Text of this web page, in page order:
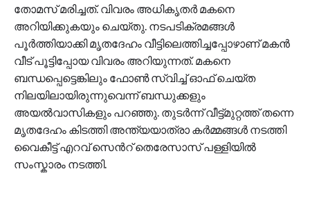
തോമസ് മരിച്ചത്. വിവരം അധികൃതർ മകനെ
അറിയിക്കുകയും ചെയ്തു. നടപടിക്രമങ്ങൾ
പൂർത്തിയാക്കി മൃതദേഹം വീട്ടിലെത്തിച്ചപ്പോഴാണ് മകൻ
വീട് പൂട്ടിപ്പോയ വിവരം അറിയുന്നത്. മകനെ
ബന്ധപ്പെട്ടെങ്കിലും ഫോൺ സ്വിച്ച് ഓഫ് ചെയ്ത
നിലയിലായിരുന്നുവെന്ന് ബന്ധുക്കളും
അയൽവാസികളും പറഞ്ഞു. തുടർന്ന് വീട്ട്മുറ്റത്ത് തന്നെ
മൃതദേഹം കിടത്തി അന്ത്യയാത്രാ കർമ്മങ്ങൾ നടത്തി
വൈകീട്ട് എറവ് സെന്‍റ് തെരേസാസ് പള്ളിയിൽ
സംസ്കാരം നടത്തി.